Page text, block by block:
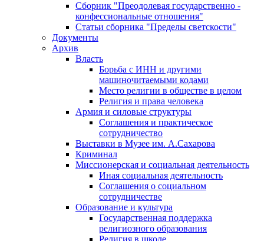
Сборник "Преодолевая государственно -
конфессиональные отношения"
Статьи сборника "Пределы светскости"
Документы
Архив
Власть
Борьба с ИНН и другими
машиночитаемыми кодами
Место религии в обществе в целом
Религия и права человека
Армия и силовые структуры
Соглашения и практическое
сотрудничество
Выставки в Музее им. А.Сахарова
Криминал
Миссионерская и социальная деятельность
Иная социальная деятельность
Соглашения о социальном
сотрудничестве
Образование и культура
Государственная поддержка
религиозного образования
Религия в школе